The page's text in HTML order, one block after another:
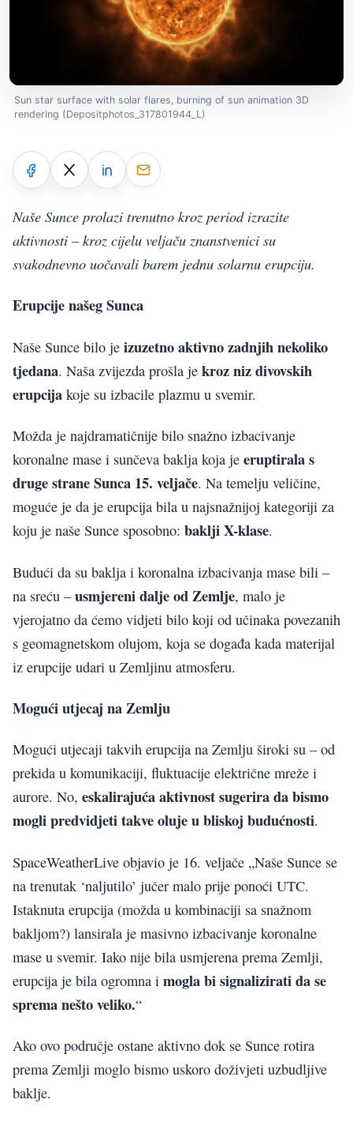
Sun star surface with solar flares, burning of sun animation 3D
rendering (Depositphotos_317801944_L)
Naše Sunce prolazi trenutno kroz period izrazite
aktivnosti – kroz cijelu veljaču znanstvenici su
svakodnevno uočavali barem jednu solarnu erupciju.
Erupcije našeg Sunca
Naše Sunce bilo je izuzetno aktivno zadnjih nekoliko
tjedana. Naša zvijezda prošla je kroz niz divovskih
erupcija koje su izbacile plazmu u svemir.
Možda je najdramatičnije bilo snažno izbacivanje
koronalne mase i sunčeva baklja koja je eruptirala s
druge strane Sunca 15. veljače. Na temelju veličine,
moguće je da je erupcija bila u najsnažnijoj kategoriji za
koju je naše Sunce sposobno: baklji X-klase.
Budući da su baklja i koronalna izbacivanja mase bili –
na sreću –usmjereni dalje od Zemlje, malo je
vjerojatno da ćemo vidjeti bilo koji od učinaka povezanih
s geomagnetskom olujom, koja se događa kada materijal
iz erupcije udari u Zemljinu atmosferu.
Mogući utjecaj na Zemlju
Mogući utjecaji takvih erupcija na Zemlju široki su – od
prekida u komunikaciji, fluktuacije električne mreže i
aurore. No, eskalirajuća aktivnost sugerira da bismo
mogli predvidjeti takve oluje u bliskoj budućnosti.
SpaceWeatherLive objavio je 16. veljače „Naše Sunce se
na trenutak ‘naljutilo’ jučer malo prije ponoći UTC.
Istaknuta erupcija (možda u kombinaciji sa snažnom
bakljom?) lansirala je masivno izbacivanje koronalne
mase u svemir. Iako nije bila usmjerena prema Zemlji,
erupcija je bila ogromna i mogla bi signalizirati da se
sprema nešto veliko.“
Ako ovo područje ostane aktivno dok se Sunce rotira
prema Zemlji moglo bismo uskoro doživjeti uzbudljive
baklje.